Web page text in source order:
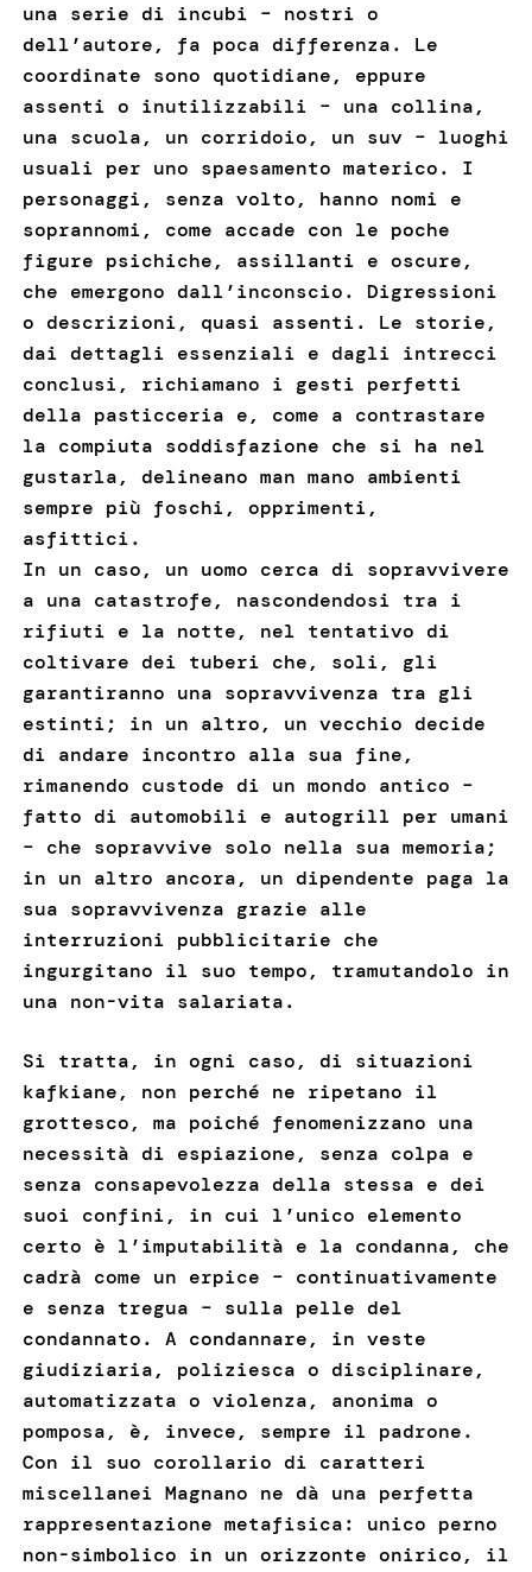
una serie di incubi – nostri o
dell’autore, fa poca differenza. Le
coordinate sono quotidiane, eppure
assenti o inutilizzabili – una collina,
una scuola, un corridoio, un suv – luoghi
usuali per uno spaesamento materico. I
personaggi, senza volto, hanno nomi e
soprannomi, come accade con le poche
figure psichiche, assillanti e oscure,
che emergono dall’inconscio. Digressioni
o descrizioni, quasi assenti. Le storie,
dai dettagli essenziali e dagli intrecci
conclusi, richiamano i gesti perfetti
della pasticceria e, come a contrastare
la compiuta soddisfazione che si ha nel
gustarla, delineano man mano ambienti
sempre più foschi, opprimenti,
asfittici.
In un caso, un uomo cerca di sopravvivere
a una catastrofe, nascondendosi tra i
rifiuti e la notte, nel tentativo di
coltivare dei tuberi che, soli, gli
garantiranno una sopravvivenza tra gli
estinti; in un altro, un vecchio decide
di andare incontro alla sua fine,
rimanendo custode di un mondo antico –
fatto di automobili e autogrill per umani
– che sopravvive solo nella sua memoria;
in un altro ancora, un dipendente paga la
sua sopravvivenza grazie alle
interruzioni pubblicitarie che
ingurgitano il suo tempo, tramutandolo in
una non-vita salariata.
Si tratta, in ogni caso, di situazioni
kafkiane, non perché ne ripetano il
grottesco, ma poiché fenomenizzano una
necessità di espiazione, senza colpa e
senza consapevolezza della stessa e dei
suoi confini, in cui l’unico elemento
certo è l’imputabilità e la condanna, che
cadrà come un erpice – continuativamente
e senza tregua – sulla pelle del
condannato. A condannare, in veste
giudiziaria, poliziesca o disciplinare,
automatizzata o violenza, anonima o
pomposa, è, invece, sempre il padrone.
Con il suo corollario di caratteri
miscellanei Magnano ne dà una perfetta
rappresentazione metafisica: unico perno
non-simbolico in un orizzonte onirico, il